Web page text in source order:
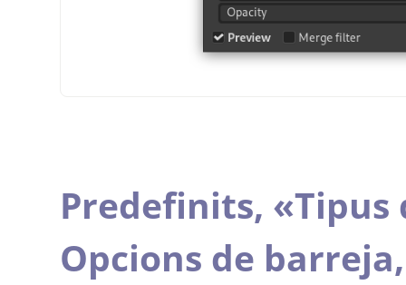
Predefinits, «Tipus
Opcions de